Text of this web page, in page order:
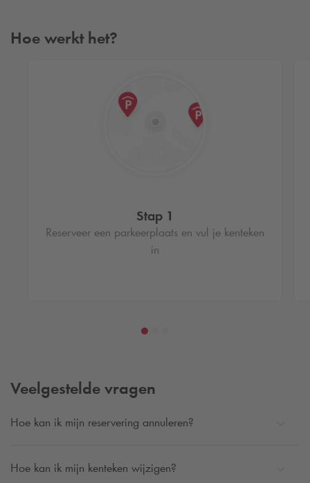
Hoe werkt het?
Stap 1
Reserveer een parkeerplaats en vul je kenteken
in
Veelgestelde vragen
Hoe kan ik mijn reservering annuleren?
Hoe kan ik mijn kenteken wijzigen?